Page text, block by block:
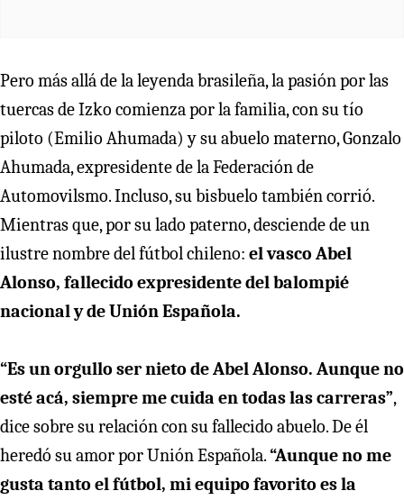
Pero más allá de la leyenda brasileña, la pasión por las
tuercas de Izko comienza por la familia, con su tío
piloto (Emilio Ahumada) y su abuelo materno, Gonzalo
Ahumada, expresidente de la Federación de
Automovilsmo. Incluso, su bisbuelo también corrió.
Mientras que, por su lado paterno, desciende de un
ilustre nombre del fútbol chileno: el vasco Abel
Alonso, fallecido expresidente del balompié
nacional y de Unión Española.
“Es un orgullo ser nieto de Abel Alonso. Aunque no
esté acá, siempre me cuida en todas las carreras”,
dice sobre su relación con su fallecido abuelo. De él
heredó su amor por Unión Española.“Aunque no me
gusta tanto el fútbol, mi equipo favorito es la